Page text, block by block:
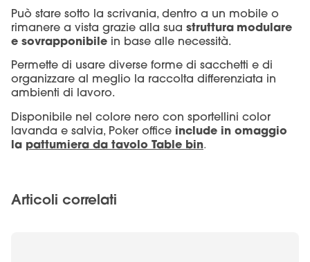
Può stare sotto la scrivania, dentro a un mobile o
rimanere a vista grazie alla sua struttura modulare
e sovrapponibile in base alle necessità.
Permette di usare diverse forme di sacchetti e di
organizzare al meglio la raccolta differenziata in
ambienti di lavoro.
Disponibile nel colore nero con sportellini color
lavanda e salvia, Poker office include in omaggio
la pattumiera da tavolo Table bin.
Articoli correlati